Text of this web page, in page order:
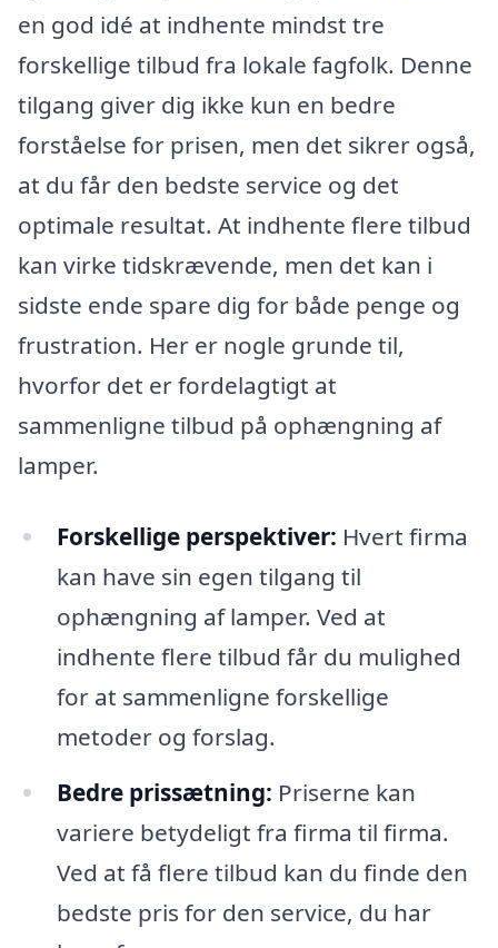
en god idé at indhente mindst tre
forskellige tilbud fra lokale fagfolk. Denne
tilgang giver dig ikke kun en bedre
forståelse for prisen, men det sikrer også,
at du får den bedste service og det
optimale resultat. At indhente flere tilbud
kan virke tidskrævende, men det kan i
sidste ende spare dig for både penge og
frustration. Her er nogle grunde til,
hvorfor det er fordelagtigt at
sammenligne tilbud på ophængning af
lamper.
Forskellige perspektiver: Hvert firma
kan have sin egen tilgang til
ophængning af lamper. Ved at
indhente flere tilbud får du mulighed
for at sammenligne forskellige
metoder og forslag.
Bedre prissætning: Priserne kan
variere betydeligt fra firma til firma.
Ved at få flere tilbud kan du finde den
bedste pris for den service, du har